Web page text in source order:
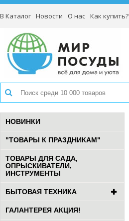
В Каталог Новости О нас Как купить?
НОВИНКИ
"ТОВАРЫ К ПРАЗДНИКАМ"
ТОВАРЫ ДЛЯ САДА,
ОПРЫСКИВАТЕЛИ,
ИНСТРУМЕНТЫ
БЫТОВАЯ ТЕХНИКА
ГАЛАНТЕРЕЯ АКЦИЯ!